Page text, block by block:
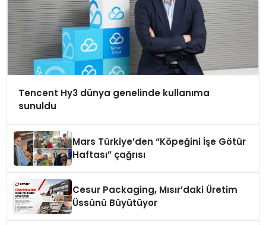
Tencent Hy3 dünya genelinde kullanıma
sunuldu
Mars Türkiye’den “Köpeğini İşe Götür
Haftası” çağrısı
Cesur Packaging, Mısır’daki Üretim
Üssünü Büyütüyor